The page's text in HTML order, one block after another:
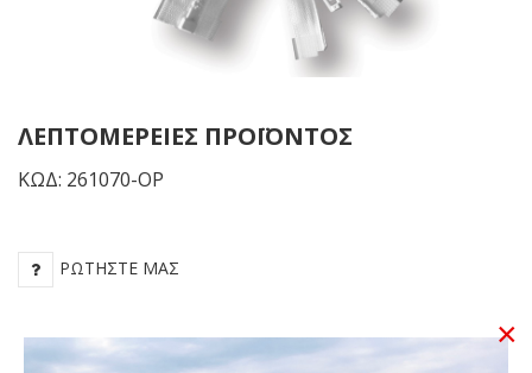
ΛΕΠΤΟΜΈΡΕΙΕΣ ΠΡΟΪΌΝΤΟΣ
ΚΩΔ: 261070-OP
ΡΩΤΉΣΤΕ ΜΑΣ
×